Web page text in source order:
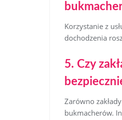
Korzystanie z
dochodzenia
5. Czy
Zarówno
bukmacherów.